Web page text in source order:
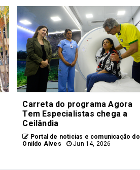
Carreta do programa Agora
Tem Especialistas chega a
Ceilândia
Portal de noticias e comunicação do
Onildo Alves
Jun 14, 2026